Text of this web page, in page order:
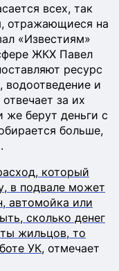
всех, так
отражающиеся на
«Известиям»
ЖКХ Павел
ресурс
водоотведение и
за их
же берут деньги с
больше,
который
в подвале может
автомойка или
сколько денег
жильцов, то
УК, отмечает